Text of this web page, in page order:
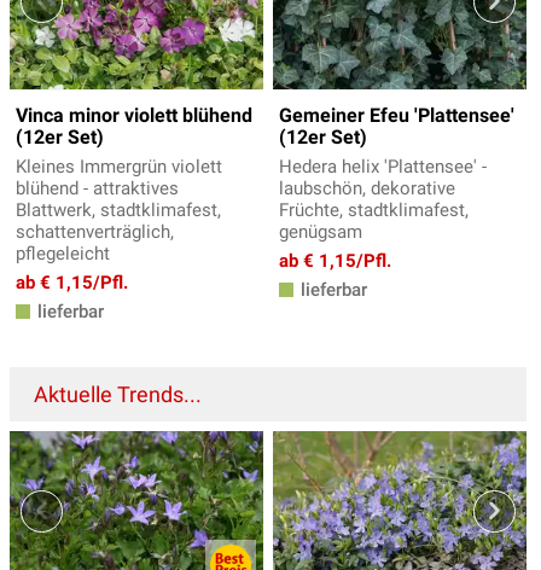
Vinca minor violett blühend
(12er Set)
Kleines Immergrün violett
blühend - attraktives
Blattwerk, stadtklimafest,
schattenverträglich,
pflegeleicht
ab € 1,15/Pfl.
lieferbar
Gemeiner Efeu 'Plattensee'
(12er Set)
Hedera helix 'Plattensee' -
laubschön, dekorative
Früchte, stadtklimafest,
genügsam
ab € 1,15/Pfl.
lieferbar
Aktuelle Trends...